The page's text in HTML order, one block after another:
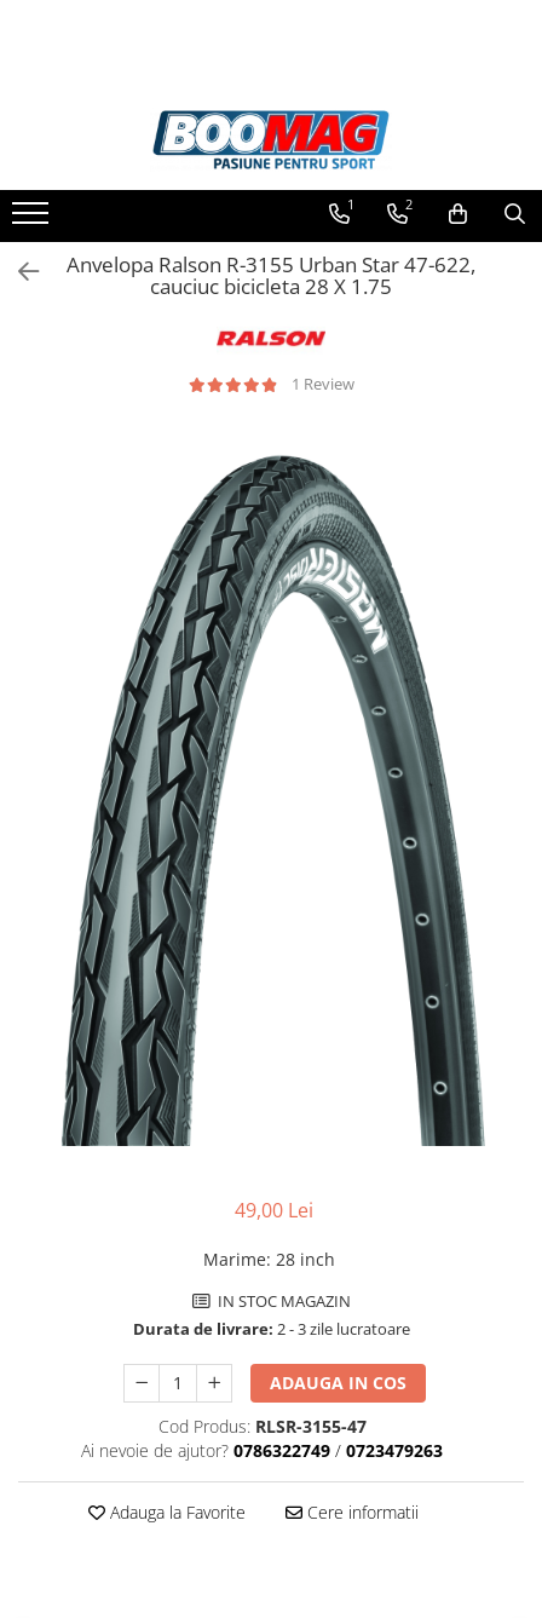
Biciclete copii
Biciclete dama
Biciclete mountain bike (MTB)
Accesorii biciclete
Scaun bicicleta copii
Chei si scule bicicleta
Portbagaj bicicleta
Antifurt bicicleta
Cosuri bicicleta
Pompa bicicleta
Produse intretinere bicicleta
Accesorii biciclete copii
Claxon bicicleta
Bidoane si suporti bicicleta
Suport telefon bicicleta
Oglinzi bicicleta
Cricuri bicicleta
Aparatori noroi bicicleta
Suport bicicleta
Anvelopa bicicleta
Camera bicicleta
Lant bicicleta
Urechi cadru bicicleta
Mansoane si ghidolina
Ghidoane bicicleta
1 2
Anvelopa Ralson R-3155 Urban Star 47-622,
cauciuc bicicleta 28 X 1.75
1 Review
49,00 Lei
Marime: 28 inch
IN STOC MAGAZIN
Durata de livrare: 2 - 3 zile lucratoare
ADAUGA IN COS
Cod Produs: RLSR-3155-47
Ai nevoie de ajutor? 0786322749 / 0723479263
Adauga la Favorite Cere informatii